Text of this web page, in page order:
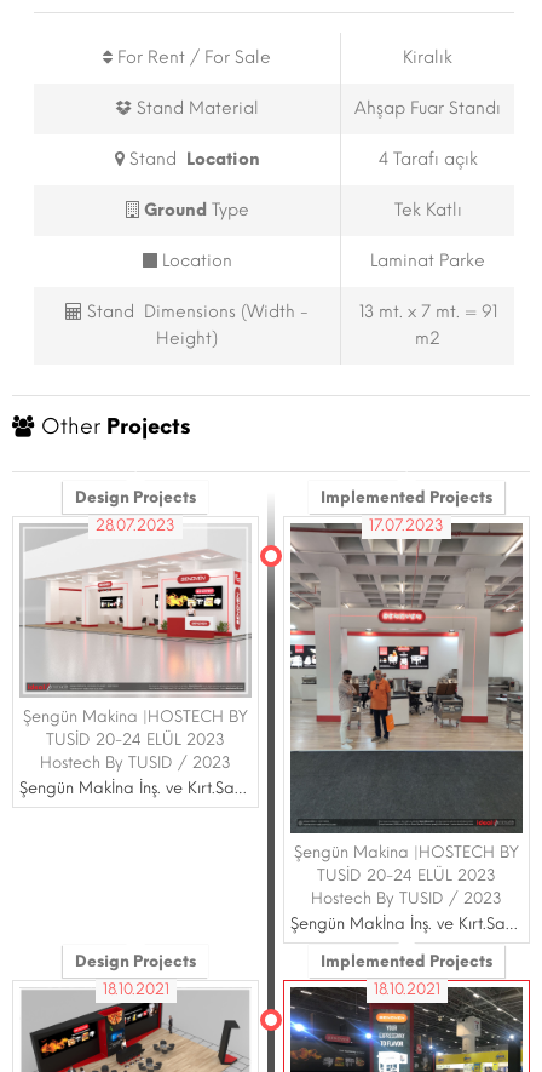
For Rent / For Sale Kiralık
Stand Material Ahşap Fuar Standı
Stand Location 4 Tarafı açık
Ground Type Tek Katlı
Location Laminat Parke
Stand Dimensions (Width -
Height)
13 mt. x 7 mt. = 91
m2
Other Projects
Design Projects
28.07.2023
Şengün Makina |HOSTECH BY
TUSİD 20-24 ELÜL 2023
Hostech By TUSID / 2023
Şengün Makİna İnş. ve Kırt.San.Tİc.Ltd.Ştİ.
Implemented Projects
17.07.2023
Şengün Makina |HOSTECH BY
TUSİD 20-24 ELÜL 2023
Hostech By TUSID / 2023
Şengün Makİna İnş. ve Kırt.San.Tİc.Ltd.Ştİ.
Design Projects
18.10.2021
Implemented Projects
18.10.2021